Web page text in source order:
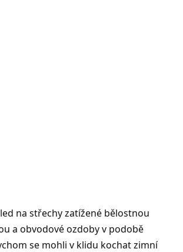
na střechy zatížené bělostnou
a obvodové ozdoby v podobě
se mohli v klidu kochat zimní